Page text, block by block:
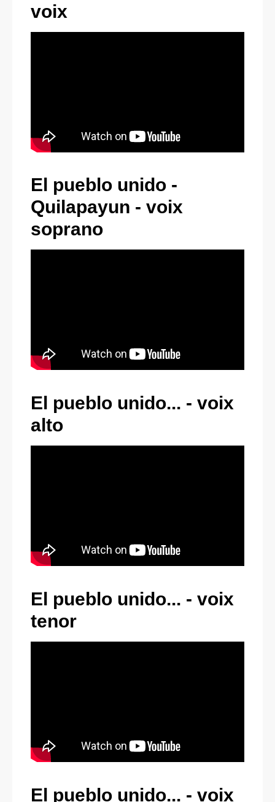
voix
El pueblo unido -
Quilapayun - voix
soprano
El pueblo unido... - voix
alto
El pueblo unido... - voix
tenor
El pueblo unido... - voix